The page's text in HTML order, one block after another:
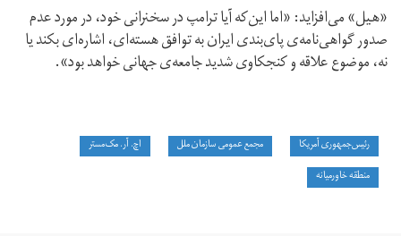
«هیل» می‌افزاید: «اما این‌که آیا ترامپ در سخنرانی خود، در مورد عدم
صدور گواهی‌نامه‌ی پای‌بندی ایران به توافق هسته‌ای، اشاره‌ای بکند یا
نه، موضوع علاقه و کنجکاوی شدید جامعه‌ی جهانی خواهد بود».
رئیس‌جمهوری آمریکا مجمع عمومی سازمان ملل
اچ. آر. مک‌مستر
منطقه خاورمیانه